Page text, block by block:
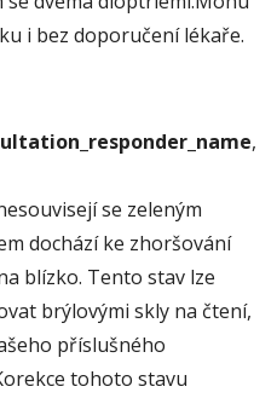
i bez doporučení lékaře.
,
se zeleným
dochází ke zhoršování
blízko. Tento stav lze
brýlovými skly na čtení,
příslušného
tohoto stavu